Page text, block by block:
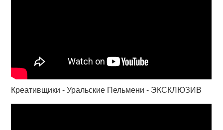
Креативщики - Уральские Пельмени - ЭКСКЛЮЗИВ